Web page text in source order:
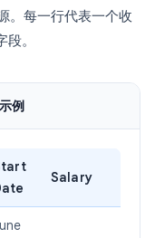
。每一行代表一个收
。
例
Salary